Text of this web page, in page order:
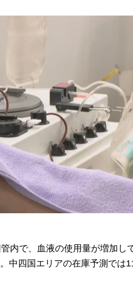
内で、血液の使用量が増加し
中四国エリアの在庫予測では